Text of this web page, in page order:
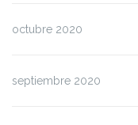
octubre 2020
septiembre 2020